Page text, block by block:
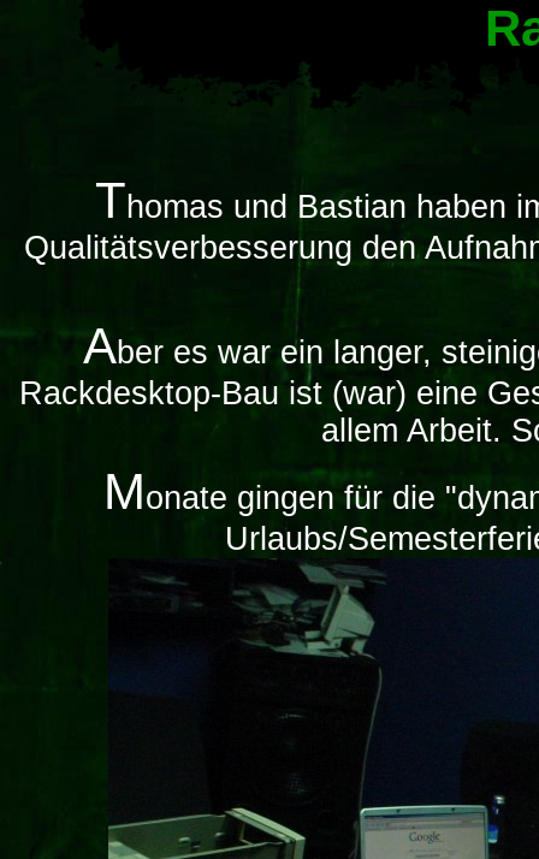
Thomas und Bastian haben
Qualitätsverbesserung den
Aber es war ein langer,
Rackdesktop-Bau ist (war) eine
allem Arbeit.
Monate gingen für die
Urlaubs/